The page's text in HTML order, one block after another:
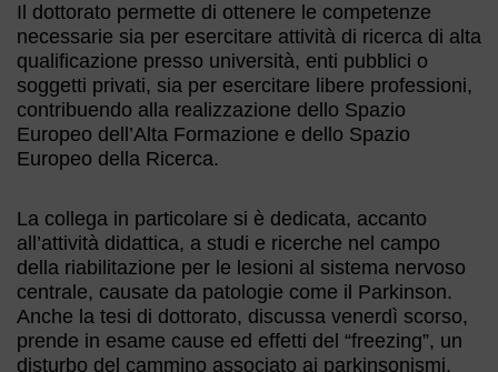
Il dottorato permette di ottenere le competenze
necessarie sia per esercitare attività di ricerca di alta
qualificazione presso università, enti pubblici o
soggetti privati, sia per esercitare libere professioni,
contribuendo alla realizzazione dello Spazio
Europeo dell’Alta Formazione e dello Spazio
Europeo della Ricerca.
La collega in particolare si è dedicata, accanto
all’attività didattica, a studi e ricerche nel campo
della riabilitazione per le lesioni al sistema nervoso
centrale, causate da patologie come il Parkinson.
Anche la tesi di dottorato, discussa venerdì scorso,
prende in esame cause ed effetti del “freezing”, un
disturbo del cammino associato ai parkinsonismi,